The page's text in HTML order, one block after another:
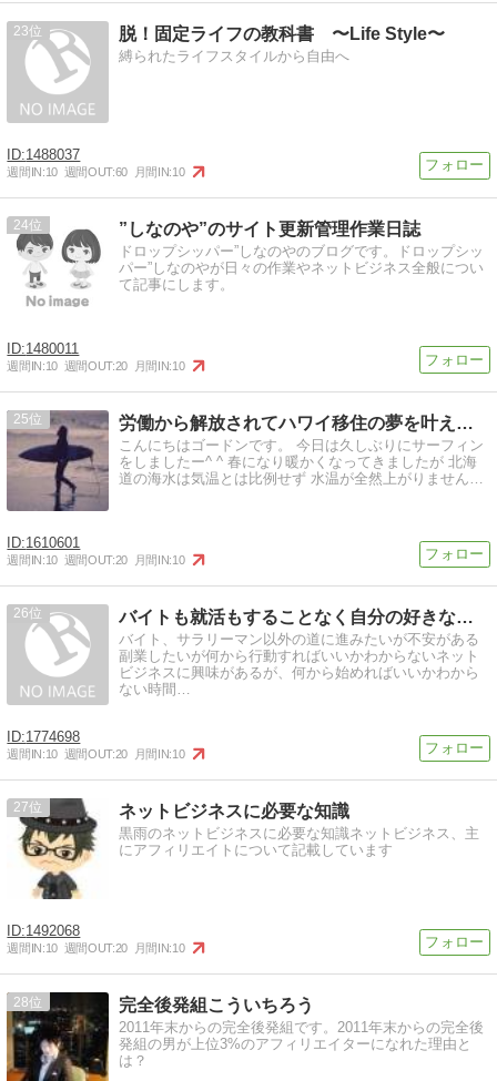
23 脱！固定ライフの教科書 〜Life Style〜
縛られたライフスタイルから自由へ
1488037
週間IN:10 週間OUT:60 月間IN:10
24 ”しなのや”のサイト更新管理作業日誌
ドロップシッパー”しなのやのブログです。ドロップシッ
パー”しなのやが日々の作業やネットビジネス全般につい
て記事にします。
1480011
週間IN:10 週間OUT:20 月間IN:10
25 労働から解放されてハワイ移住の夢を叶えるブログ | 6年勤…
こんにちはゴードンです。 今日は久しぶりにサーフィン
をしましたー^ ^ 春になり暖かくなってきましたが 北海
道の海水は気温とは比例せず 水温が全然上がりません…
1610601
週間IN:10 週間OUT:20 月間IN:10
26 バイトも就活もすることなく自分の好きなことを活かし毎月30…
バイト、サラリーマン以外の道に進みたいが不安がある
副業したいが何から行動すればいいかわからないネット
ビジネスに興味があるが、何から始めればいいかわから
ない時間…
1774698
週間IN:10 週間OUT:20 月間IN:10
27 ネットビジネスに必要な知識
黒雨のネットビジネスに必要な知識ネットビジネス、主
にアフィリエイトについて記載しています
1492068
週間IN:10 週間OUT:20 月間IN:10
28 完全後発組こういちろう
2011年末からの完全後発組です。2011年末からの完全後
発組の男が上位3%のアフィリエイターになれた理由と
は？